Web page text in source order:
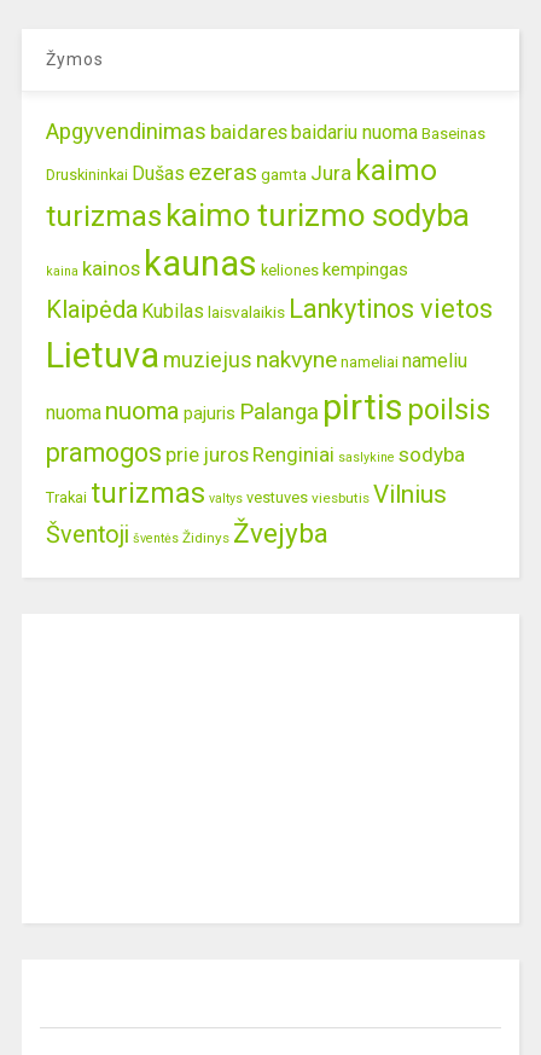
Žymos
Apgyvendinimas baidaresbaidariu nuoma Baseinas
Druskininkai Dušas ezeras gamta Jura kaimo
turizmas kaimo turizmo sodyba
kaina kainos kaunas keliones kempingas
Klaipėda Kubilas laisvalaikis Lankytinos vietos
Lietuva muziejus nakvyne nameliai nameliu
nuoma nuoma pajuris Palanga pirtis poilsis
pramogos prie juros Renginiai saslykine sodyba
Trakai turizmas valtys vestuves viesbutis Vilnius
Šventoji šventės Židinys Žvejyba